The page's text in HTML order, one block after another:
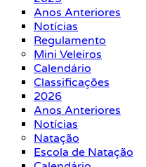
Anos Anteriores
Notícias
Regulamento
Mini Veleiros
Calendário
Classificações
2026
Anos Anteriores
Notícias
Natação
Escola de Natação